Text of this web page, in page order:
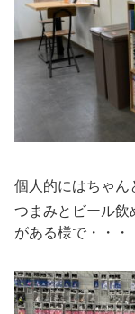
個人的にはちゃん
つまみとビール飲
がある様で・・・